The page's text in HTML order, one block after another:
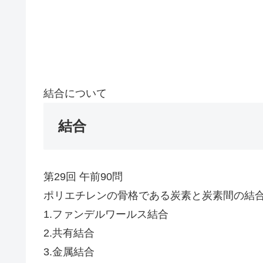
結合について
結合
第29回 午前90問
ポリエチレンの骨格である炭素と炭素間の結
1.ファンデルワールス結合
2.共有結合
3.金属結合